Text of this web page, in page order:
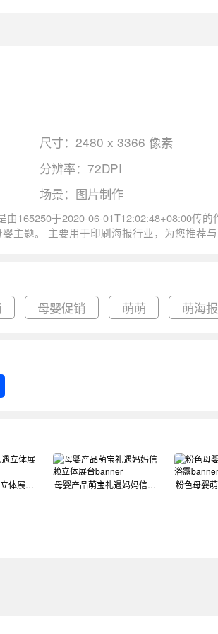
尺寸：2480 x 3366 像素
分辨率：72DPI
场景：图片制作
母婴促销 萌萌 萌海报
母婴产品萌宝礼遇立体展台banner 母婴产品萌宝礼遇妈妈信赖立体展台banner